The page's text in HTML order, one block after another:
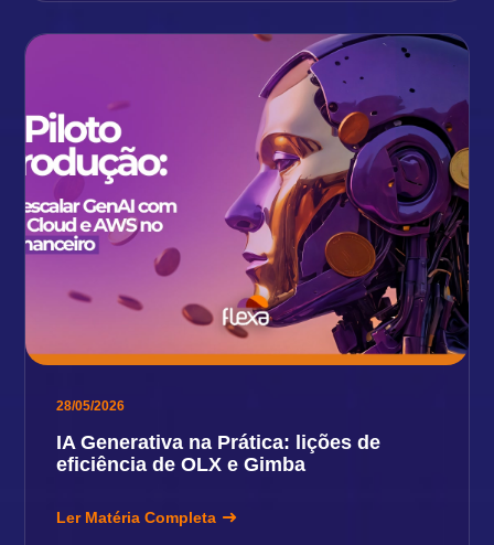
28/05/2026
IA Generativa na Prática: lições de
eficiência de OLX e Gimba
Ler Matéria Completa